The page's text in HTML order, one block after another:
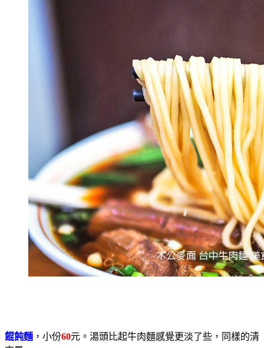
餛飩麵 ，小份60元。湯頭比起牛肉麵感覺更淡了些，同樣的清